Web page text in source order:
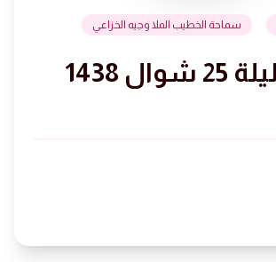
سماحة الخطيب الملا وجيه الخزاعي
مجلس ليلة 25 شوال 1438